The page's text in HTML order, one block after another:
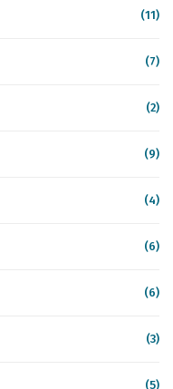
(11)
(7)
(2)
(9)
(4)
(6)
(6)
(3)
(5)